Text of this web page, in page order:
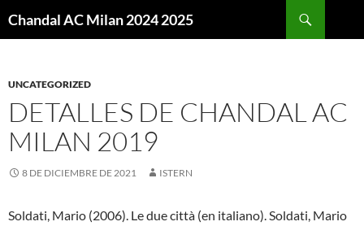
Chandal AC Milan 2024 2025
UNCATEGORIZED
DETALLES DE CHANDAL AC
MILAN 2019
8 DE DICIEMBRE DE 2021 ISTERN
Soldati, Mario (2006). Le due città (en italiano). Soldati, Mario